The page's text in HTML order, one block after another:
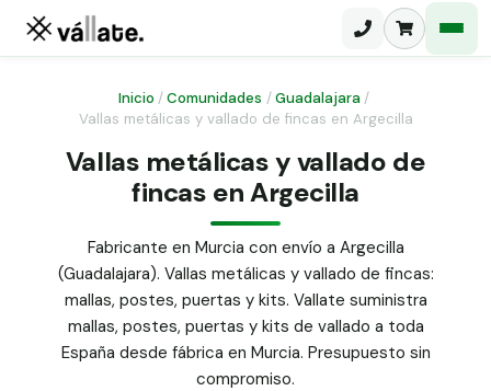
Malla ganadera
Malla simple torsión
Malla triple torsión
Panel malla H.
Puerta abatible dos hojas
Puerta acceso peatonal
Poste malla Hércules
Poste malla simple torsión
Alambre de espino galvanizado
Inicio /Comunidades / Guadalajara /
Vallas metálicas y vallado de fincas en Argecilla
Vallas metálicas y vallado de
fincas en Argecilla
Fabricante en Murcia con envío a Argecilla
(Guadalajara). Vallas metálicas y vallado de fincas:
mallas, postes, puertas y kits. Vallate suministra
mallas, postes, puertas y kits de vallado a toda
España desde fábrica en Murcia. Presupuesto sin
compromiso.